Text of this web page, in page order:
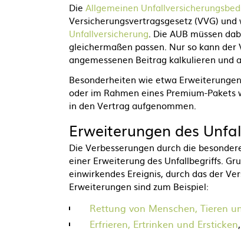
Die Allgemeinen
Versicherungsvertragsgesetz (VVG)
Unfallversicherung. Die AUB müssen
gleichermaßen passen. Nur so kann
angemessenen Beitrag kalkulieren und
Besonderheiten wie etwa
oder im Rahmen eines Premium-
in den Vertrag aufgenommen.
Erweiterungen des
Die Verbesserungen durch die
einer Erweiterung des Unfallbegriffs.
einwirkendes Ereignis, durch das der
Erweiterungen sind zum Beispiel:
Rettung von Menschen, Tieren
Erfrieren, Ertrinken und Ersticken